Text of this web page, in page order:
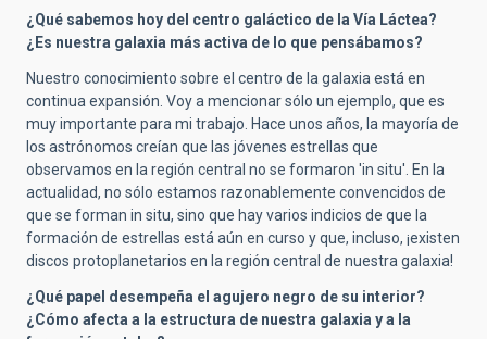
¿Qué sabemos hoy del centro galáctico de la Vía Láctea?
¿Es nuestra galaxia más activa de lo que pensábamos?
Nuestro conocimiento sobre el centro de la galaxia está en
continua expansión. Voy a mencionar sólo un ejemplo, que es
muy importante para mi trabajo. Hace unos años, la mayoría de
los astrónomos creían que las jóvenes estrellas que
observamos en la región central no se formaron 'in situ'. En la
actualidad, no sólo estamos razonablemente convencidos de
que se forman in situ, sino que hay varios indicios de que la
formación de estrellas está aún en curso y que, incluso, ¡existen
discos protoplanetarios en la región central de nuestra galaxia!
¿Qué papel desempeña el agujero negro de su interior?
¿Cómo afecta a la estructura de nuestra galaxia y a la